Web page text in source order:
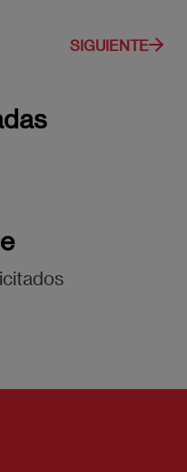
SIGUIENTE